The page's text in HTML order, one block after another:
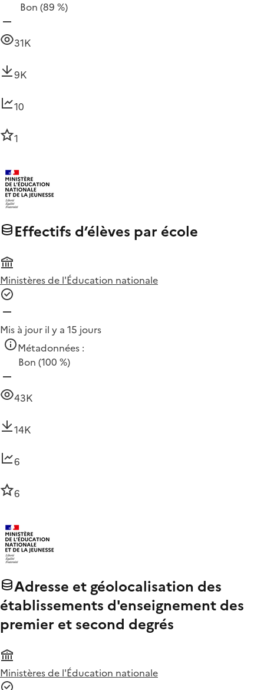
Bon (89 %)
31K
9K
10
1
Effectifs d’élèves par école
Ministères de l'Éducation nationale
Mis à jour il y a 15 jours
Métadonnées :
Bon (100 %)
43K
14K
6
6
Adresse et géolocalisation des
établissements d'enseignement des
premier et second degrés
Ministères de l'Éducation nationale